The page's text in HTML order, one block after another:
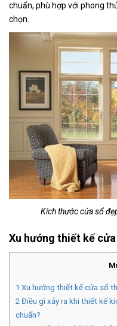
chuẩn, phù hợp với phong
chọn.
Kích thước cửa sổ
Xu hướng thiết kế
1 Xu hướng thiết kế cửa sổ
2 Điều gì xảy ra khi thiết kế
chuẩn?